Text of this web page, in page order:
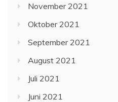
November 2021
Oktober 2021
September 2021
August 2021
Juli 2021
Juni 2021